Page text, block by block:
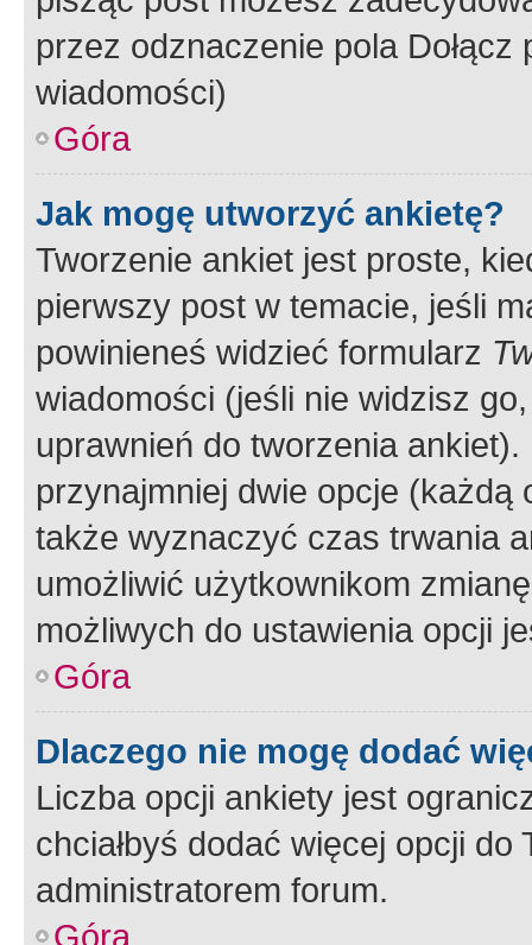
przez odznaczenie pola
wiadomości)
Góra
Jak mogę utworzyć ankietę?
Tworzenie ankiet jest proste,
pierwszy post w temacie, jeśli
powinieneś widzieć formularz
wiadomości (jeśli nie widzisz
uprawnień do tworzenia
przynajmniej dwie opcje
także wyznaczyć czas trwania
umożliwić użytkownikom
możliwych do ustawienia opcji
Góra
Dlaczego nie mogę dodać
Liczba opcji ankiety jest
chciałbyś dodać więcej opcji
administratorem forum.
Góra